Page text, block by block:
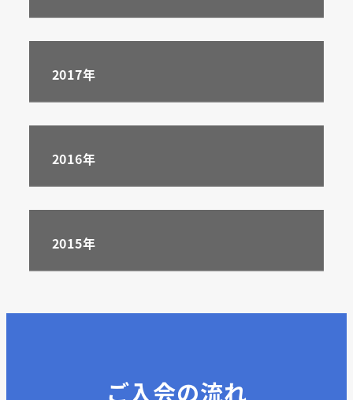
2017年
2016年
2015年
ご入会の流れ